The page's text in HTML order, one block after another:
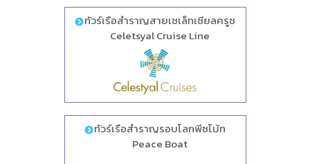
ทัวร์เรือสำราญสายเซเล็ทเชียลครูซ
Celetsyal Cruise Line
ทัวร์เรือสำราญรอบโลกพีซโบ้ท
Peace Boat